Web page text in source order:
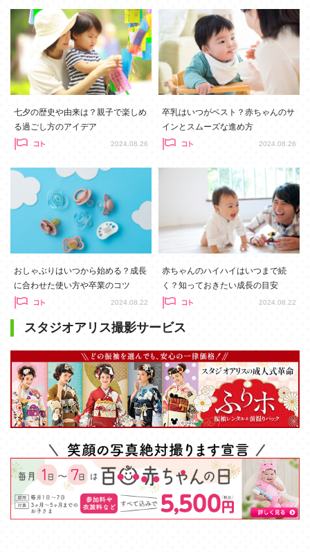
七夕の歴史や由来は？親子で楽しめ
る過ごし方のアイデア
2024.08.26
卒乳はいつがベスト？赤ちゃんのサ
インとスムーズな進め方
2024.08.26
おしゃぶりはいつから始める？成長
に合わせた使い方や卒業のコツ
2024.08.22
赤ちゃんのハイハイはいつまで続
く？知っておきたい成長の目安
2024.08.22
スタジオアリス撮影サービス